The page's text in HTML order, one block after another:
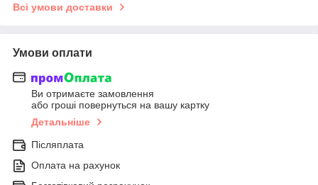
Всі умови доставки
Умови оплати
Ви отримаєте замовлення
або гроші повернуться на вашу картку
Детальніше
Післяплата
Оплата на рахунок